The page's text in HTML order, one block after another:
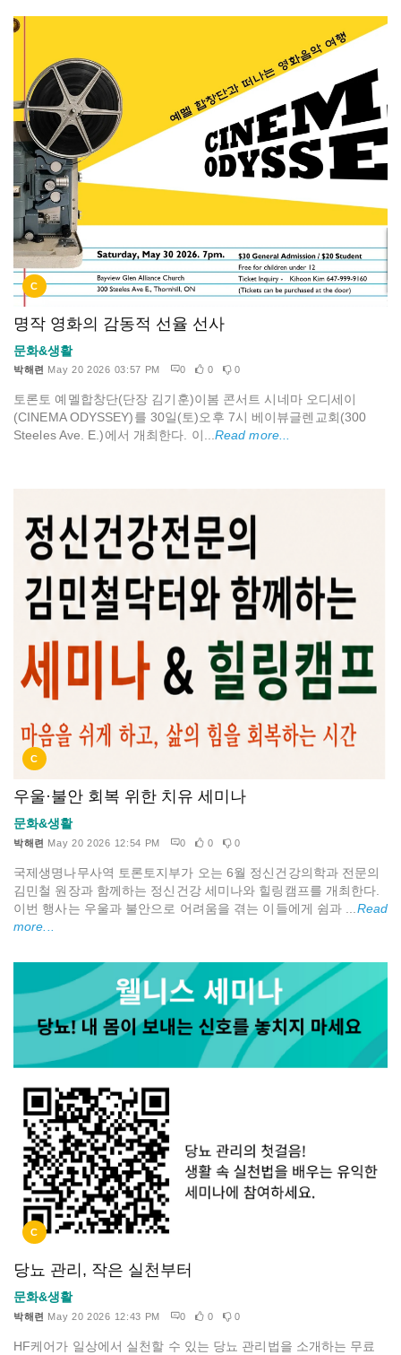
C
명작 영화의 감동적 선율 선사
문화&생활
박해련 May 20 2026 03:57 PM 0 0 0
토론토 예멜합창단(단장 김기훈)이봄 콘서트 시네마 오디세이
(CINEMA ODYSSEY)를 30일(토)오후 7시 베이뷰글렌교회(300
Steeles Ave. E.)에서 개최한다. 이...Read more...
C
우울·불안 회복 위한 치유 세미나
문화&생활
박해련 May 20 2026 12:54 PM 0 0 0
국제생명나무사역 토론토지부가 오는 6월 정신건강의학과 전문의
김민철 원장과 함께하는 정신건강 세미나와 힐링캠프를 개최한다.
이번 행사는 우울과 불안으로 어려움을 겪는 이들에게 쉼과 ... Read
more...
C
당뇨 관리, 작은 실천부터
문화&생활
박해련 May 20 2026 12:43 PM 0 0 0
HF케어가 일상에서 실천할 수 있는 당뇨 관리법을 소개하는 무료